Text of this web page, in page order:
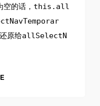
的话， this.all
原给allSelectN